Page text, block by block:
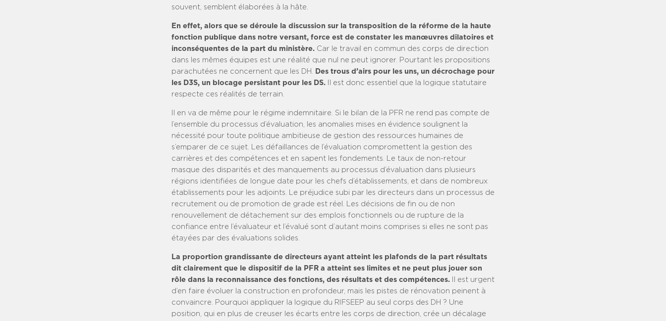
souvent, semblent élaborées à la hâte.
En effet, alors que se déroule la discussion sur la transposition de la réforme de la haute
fonction publique dans notre versant, force est de constater les manœuvres dilatoires et
inconséquentes de la part du ministère. Car le travail en commun des corps de direction
dans les mêmes équipes est une réalité que nul ne peut ignorer. Pourtant les propositions
parachutées ne concernent que les DH.
Des trous d’airs pour les uns, un décrochage pour
les D3S, un blocage persistant pour les DS. Il est donc essentiel que la logique statutaire
respecte ces réalités de terrain.
Il en va de même pour le régime indemnitaire. Si le bilan de la PFR ne rend pas compte de
l’ensemble du processus d’évaluation, les anomalies mises en évidence soulignent la
nécessité pour toute politique ambitieuse de gestion des ressources humaines de
s’emparer de ce sujet. Les défaillances de l’évaluation compromettent la gestion des
carrières et des compétences et en sapent les fondements. Le taux de non-retour
masque des disparités et des manquements au processus d’évaluation dans plusieurs
régions identifiées de longue date pour les chefs d’établissements, et dans de nombreux
établissements pour les adjoints. Le préjudice subi par les directeurs dans un processus de
recrutement ou de promotion de grade est réel. Les décisions de fin ou de non
renouvellement de détachement sur des emplois fonctionnels ou de rupture de la
confiance entre l’évaluateur et l’évalué sont d’autant moins comprises si elles ne sont pas
étayées par des évaluations solides.
La proportion grandissante de directeurs ayant atteint les plafonds de la part résultats
dit clairement que le dispositif de la PFR a atteint ses limites et ne peut plus jouer son
rôle dans la reconnaissance des fonctions, des résultats et des compétences. Il est urgent
d’en faire évoluer la construction en profondeur, mais les pistes de rénovation peinent à
convaincre. Pourquoi appliquer la logique du RIFSEEP au seul corps des DH ? Une
position, qui en plus de creuser les écarts entre les corps de direction, crée un décalage